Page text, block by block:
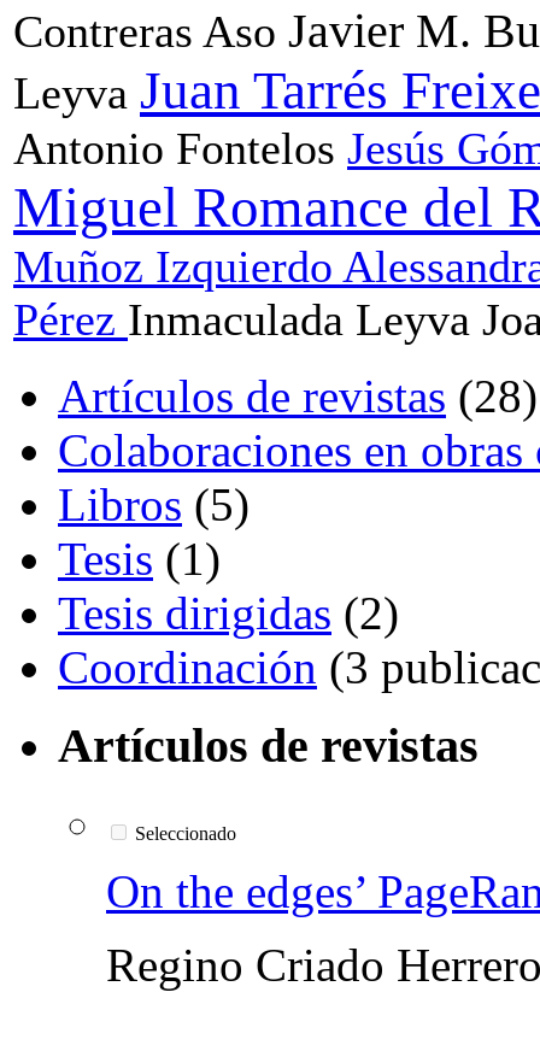
Contreras Aso Javier M.
Leyva Juan Tarrés
Antonio Fontelos Jesús
Miguel Romance del
Muñoz Izquierdo
Pérez Inmaculada Leyva
Artículos de revistas (28)
Colaboraciones en
Libros (5)
Tesis (1)
Tesis dirigidas (2)
Coordinación (3
Artículos de revistas
Seleccionado
On the edges’
Regino Criado